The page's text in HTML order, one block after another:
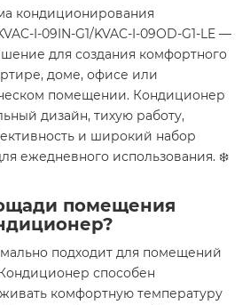
кондиционирования
I-09IN-G1/KVAC-I-09OD-G1-LE —
для создания комфортного
доме, офисе или
помещении. Кондиционер
дизайн, тихую работу,
и широкий набор
ежедневного использования. ❄️
помещения
подходит для помещений
способен
комфортную температуру